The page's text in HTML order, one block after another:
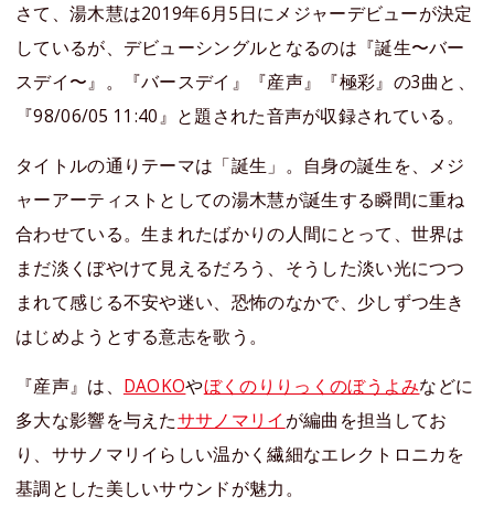
さて、湯木慧は2019年6月5日にメジャーデビューが決定
しているが、デビューシングルとなるのは『誕生〜バー
スデイ〜』。『バースデイ』『産声』『極彩』の3曲と、
『98/06/05 11:40』と題された音声が収録されている。
タイトルの通りテーマは「誕生」。自身の誕生を、メジ
ャーアーティストとしての湯木慧が誕生する瞬間に重ね
合わせている。生まれたばかりの人間にとって、世界は
まだ淡くぼやけて見えるだろう、そうした淡い光につつ
まれて感じる不安や迷い、恐怖のなかで、少しずつ生き
はじめようとする意志を歌う。
『産声』は、 DAOKOやぼくのりりっくのぼうよみなどに
多大な影響を与えたササノマリイ が編曲を担当してお
り、ササノマリイらしい温かく繊細なエレクトロニカを
基調とした美しいサウンドが魅力。